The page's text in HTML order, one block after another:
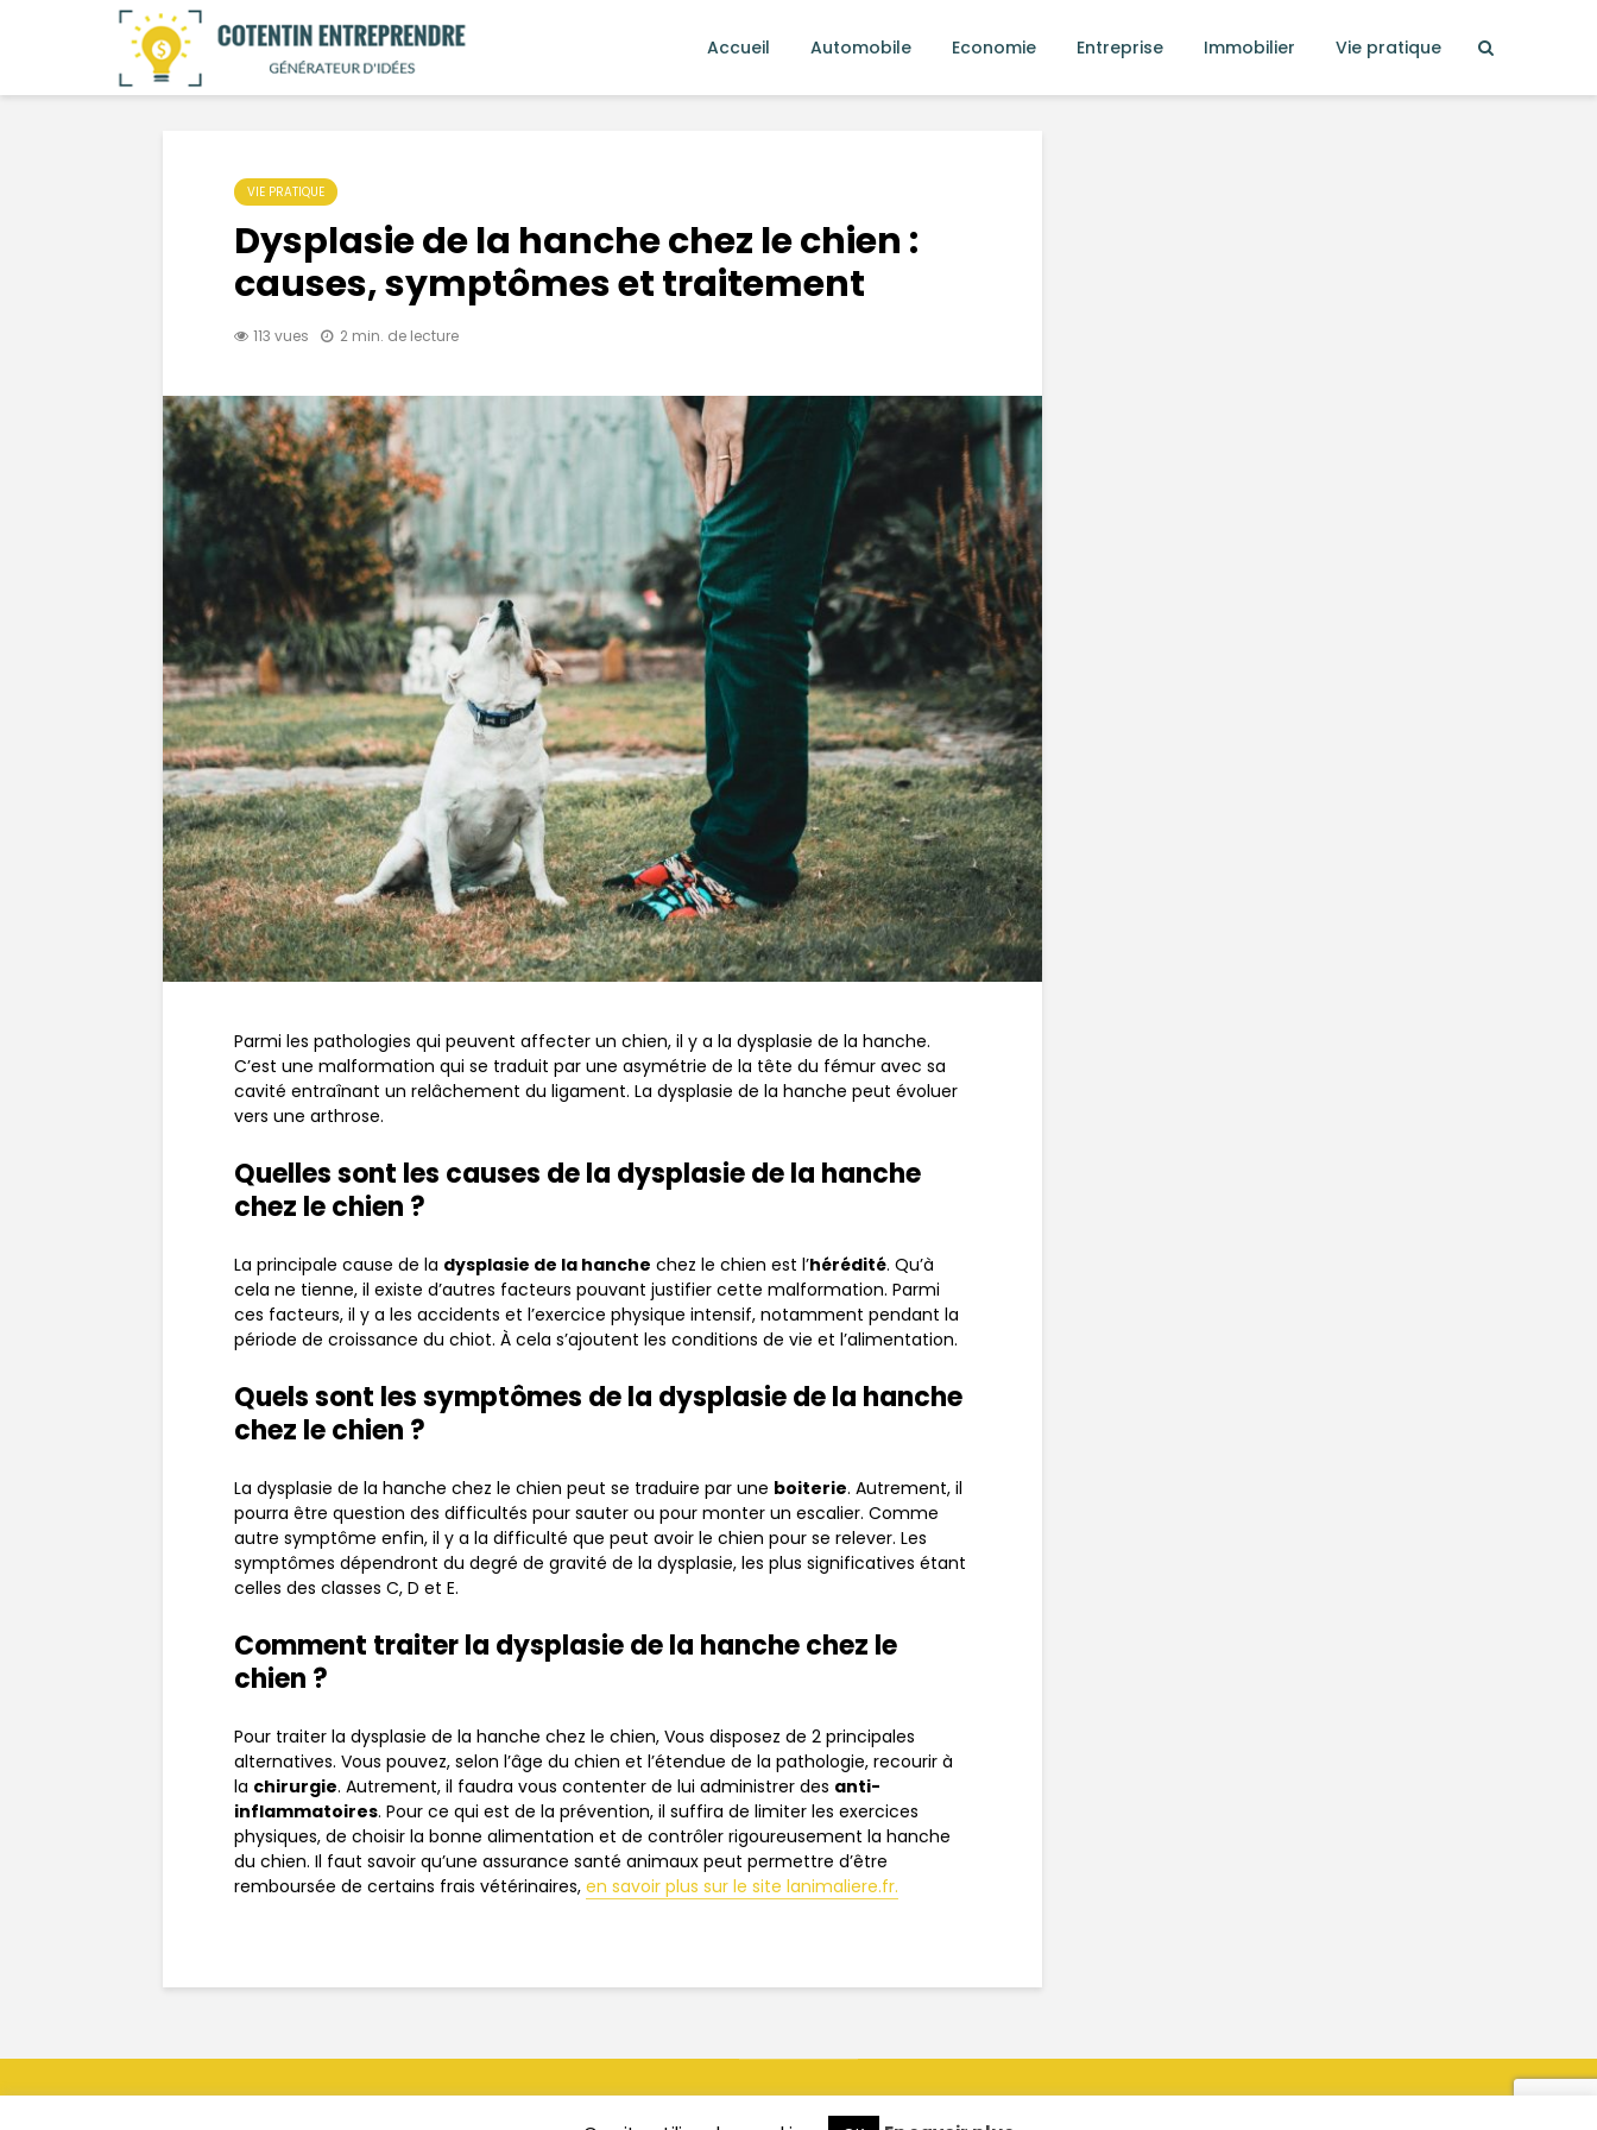
Accueil Automobile Economie Entreprise Immobilier Vie pratique
VIE PRATIQUE
Dysplasie de la hanche chez le chien :
causes, symptômes et traitement
113 vues 2 min. de lecture
Parmi les pathologies qui peuvent affecter un chien, il y a la dysplasie de la hanche.
C’est une malformation qui se traduit par une asymétrie de la tête du fémur avec sa
cavité entraînant un relâchement du ligament. La dysplasie de la hanche peut évoluer
vers une arthrose.
Quelles sont les causes de la dysplasie de la hanche
chez le chien ?
La principale cause de la dysplasie de la hanche chez le chien est l’hérédité. Qu’à
cela ne tienne, il existe d’autres facteurs pouvant justifier cette malformation. Parmi
ces facteurs, il y a les accidents et l’exercice physique intensif, notamment pendant la
période de croissance du chiot. À cela s’ajoutent les conditions de vie et l’alimentation.
Quels sont les symptômes de la dysplasie de la hanche
chez le chien ?
La dysplasie de la hanche chez le chien peut se traduire par une boiterie. Autrement, il
pourra être question des difficultés pour sauter ou pour monter un escalier. Comme
autre symptôme enfin, il y a la difficulté que peut avoir le chien pour se relever. Les
symptômes dépendront du degré de gravité de la dysplasie, les plus significatives étant
celles des classes C, D et E.
Comment traiter la dysplasie de la hanche chez le
chien ?
Pour traiter la dysplasie de la hanche chez le chien, Vous disposez de 2 principales
alternatives. Vous pouvez, selon l’âge du chien et l’étendue de la pathologie, recourir à
la chirurgie. Autrement, il faudra vous contenter de lui administrer des anti-
inflammatoires. Pour ce qui est de la prévention, il suffira de limiter les exercices
physiques, de choisir la bonne alimentation et de contrôler rigoureusement la hanche
du chien. Il faut savoir qu’une assurance santé animaux peut permettre d’être
remboursée de certains frais vétérinaires, en savoir plus sur le site lanimaliere.fr.